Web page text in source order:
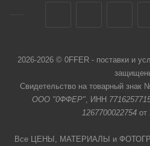
2026-2026 © 0FFER - поставки и
Свидетельство на товарный знак
ООО "0ФФЕР", ИНН
1267700022754 от
Все ЦЕНЫ, МАТЕРИАЛЫ и